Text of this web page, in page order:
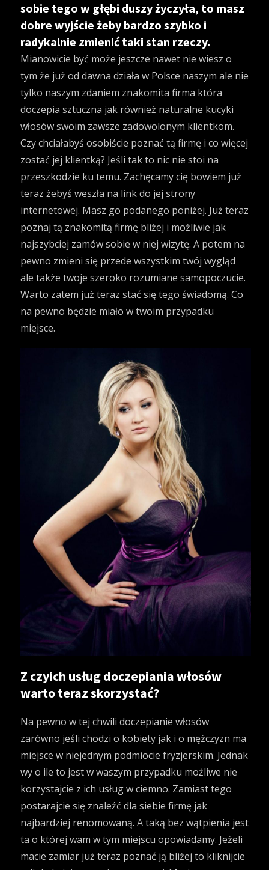
sobie tego w głębi duszy życzyła, to masz
dobre wyjście żeby bardzo szybko i
radykalnie zmienić taki stan rzeczy.
Mianowicie być może jeszcze nawet nie wiesz o
tym że już od dawna działa w Polsce naszym ale nie
tylko naszym zdaniem znakomita firma która
doczepia sztuczna jak również naturalne kucyki
włosów swoim zawsze zadowolonym klientkom.
Czy chciałabyś osobiście poznać tą firmę i co więcej
zostać jej klientką? Jeśli tak to nic nie stoi na
przeszkodzie ku temu. Zachęcamy cię bowiem już
teraz żebyś weszła na link do jej strony
internetowej. Masz go podanego poniżej. Już teraz
poznaj tą znakomitą firmę bliżej i możliwie jak
najszybciej zamów sobie w niej wizytę. A potem na
pewno zmieni się przede wszystkim twój wygląd
ale także twoje szeroko rozumiane samopoczucie.
Warto zatem już teraz stać się tego świadomą. Co
na pewno będzie miało w twoim przypadku
miejsce.
Z czyich usług doczepiania włosów
warto teraz skorzystać?
Na pewno w tej chwili doczepianie włosów
zarówno jeśli chodzi o kobiety jak i o mężczyzn ma
miejsce w niejednym podmiocie fryzjerskim. Jednak
wy o ile to jest w waszym przypadku możliwe nie
korzystajcie z ich usług w ciemno. Zamiast tego
postarajcie się znaleźć dla siebie firmę jak
najbardziej renomowaną. A taką bez wątpienia jest
ta o której wam w tym miejscu opowiadamy. Jeżeli
macie zamiar już teraz poznać ją bliżej to kliknijcie